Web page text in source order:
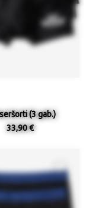
(3 gab.)
33,90 €